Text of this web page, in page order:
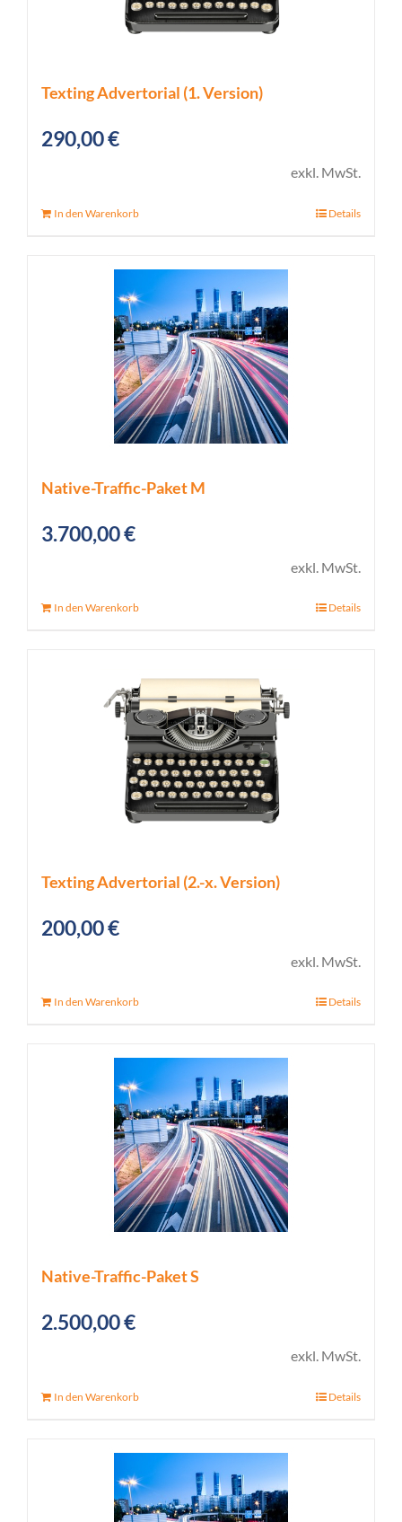
Texting Advertorial (1. Version)
290,00€
exkl. MwSt.
In den Warenkorb Details
Native-Traffic-Paket M
3.700,00€
exkl. MwSt.
In den Warenkorb Details
Texting Advertorial (2.-x. Version)
200,00€
exkl. MwSt.
In den Warenkorb Details
Native-Traffic-Paket S
2.500,00€
exkl. MwSt.
In den Warenkorb Details